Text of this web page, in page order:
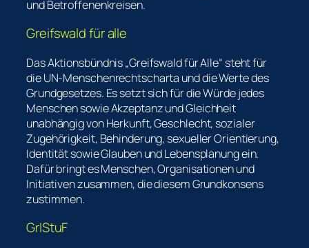
und Betroffenenkreisen.
Greifswald für alle
Das Aktionsbündnis „Greifswald für Alle“ steht für
die UN-Menschenrechtscharta und die Werte des
Grundgesetzes. Es setzt sich für die Würde jedes
Menschen sowie Akzeptanz und Gleichheit
unabhängig von Herkunft, Geschlecht, sozialer
Zugehörigkeit, Behinderung, sexueller Orientierung,
Identität sowie Glauben und Lebensplanung ein.
Dafür bringt es Menschen, Organisationen und
Initiativen zusammen, die diesem Grundkonsens
zustimmen.
GrIStuF